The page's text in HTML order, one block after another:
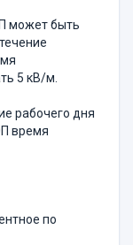
может быть
5 кВ/м.
рабочего дня
время
по